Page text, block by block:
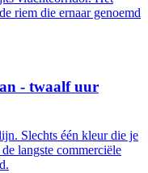
riem die ernaar genoemd
- twaalf uur
Slechts één kleur die je
langste commerciële